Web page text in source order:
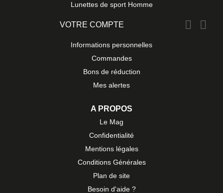
Lunettes de sport Homme
VOTRE COMPTE  
Informations personnelles
Commandes
Bons de réduction
Mes alertes
A PROPOS
Le Mag
Confidentialité
Mentions légales
Conditions Générales
Plan de site
Besoin d'aide ?